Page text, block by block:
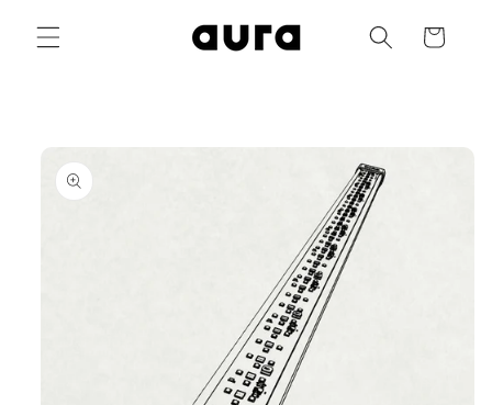
direttamente
ai contenuti
Carrello
sul prodotto